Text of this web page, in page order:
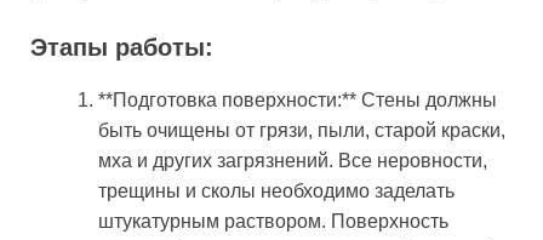
Этапы работы:
**Подготовка поверхности:** Стены должны
быть очищены от грязи, пыли, старой краски,
мха и других загрязнений. Все неровности,
трещины и сколы необходимо заделать
штукатурным раствором. Поверхность